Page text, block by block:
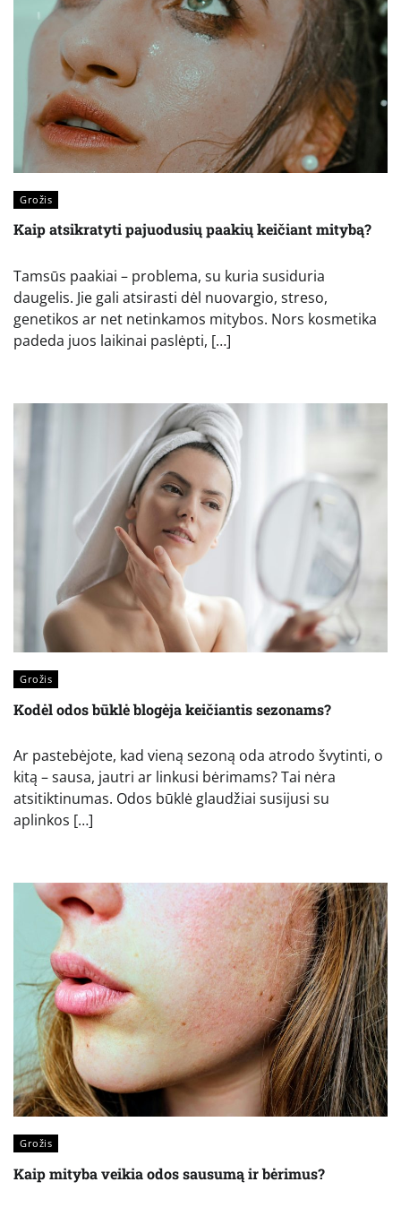
Grožis
Kaip atsikratyti pajuodusių paakių keičiant mitybą?
Tamsūs paakiai – problema, su kuria susiduria
daugelis. Jie gali atsirasti dėl nuovargio, streso,
genetikos ar net netinkamos mitybos. Nors kosmetika
padeda juos laikinai paslėpti, […]
Grožis
Kodėl odos būklė blogėja keičiantis sezonams?
Ar pastebėjote, kad vieną sezoną oda atrodo švytinti, o
kitą – sausa, jautri ar linkusi bėrimams? Tai nėra
atsitiktinumas. Odos būklė glaudžiai susijusi su
aplinkos […]
Grožis
Kaip mityba veikia odos sausumą ir bėrimus?